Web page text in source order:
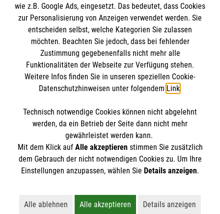
Malteser in Deutschland
Malteserorden
Sharepoint
Spendenkonto
Empfänger: Malteser Hilfsdienst e.V.
Bank: Pax-Bank für Kirche und Caritas eG
IBAN: DE07370601201201206274
BIC: GENODED1PA7
So finden Sie uns
Vom-Stein-Straße 36
45894 Gelsenkirchen
Telefon:0209 40858903
info.gelsenkirchen@malteser.org
Accordion 1
Der Malteser Hilfsdienst e.V. ist als eingetragene
Gewerbesteuer befreit.
wie z.B. Google Ads, eingesetzt. Das bedeutet, dass Cookies
zur Personalisierung von Anzeigen verwendet werden. Sie
entscheiden selbst, welche Kategorien Sie zulassen
möchten. Beachten Sie jedoch, dass bei fehlender
Zustimmung gegebenenfalls nicht mehr alle
Funktionalitäten der Webseite zur Verfügung stehen.
Weitere Infos finden Sie in unseren speziellen Cookie-
Datenschutzhinweisen unter folgendem Link.
Technisch notwendige Cookies können nicht abgelehnt
werden, da ein Betrieb der Seite dann nicht mehr
gewährleistet werden kann.
Mit dem Klick auf Alle akzeptierenstimmen Sie zusätzlich
dem Gebrauch der nicht notwendigen Cookies zu. Um Ihre
Einstellungen anzupassen, wählen Sie Details anzeigen.
Alle ablehnen
Alle akzeptieren
Details anzeigen